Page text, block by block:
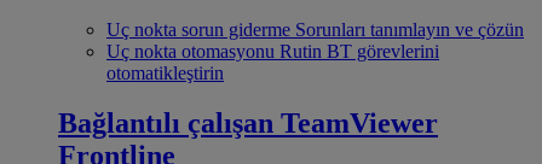
Uç nokta sorun giderme Sorunları tanımlayın ve çözün
Uç nokta otomasyonu Rutin BT görevlerini
otomatikleştirin
Bağlantılı çalışan TeamViewer
Frontline